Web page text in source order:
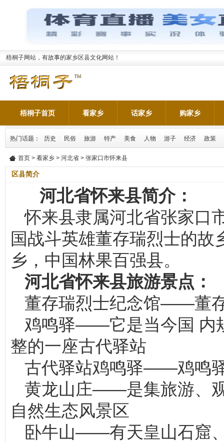
梧桐子网站，有故事的家乡区县文化网站！
梧桐子首页 看家乡 话家乡 购家乡
热门话题： 历史 民俗 旅游 特产 美食 人物 游子 经济 政策
首页 > 看家乡 > 河北省 > 张家口市怀来县
区县简介
河北省怀来县简介：
怀来县隶属河北省张家口
国战斗英雄董存瑞烈士的
乡，中国林果百强县。
河北省怀来县旅游景点：
董存瑞烈士纪念馆——董
鸡鸣驿——它是当今国 内
整的一座古代驿站
古代驿站鸡鸣驿——鸡鸣
黄龙山庄——是集旅游、
自然生态风景区
卧牛山——有天皇山石窟